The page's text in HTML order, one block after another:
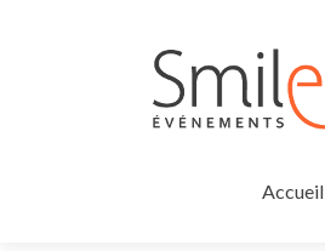
Accueil